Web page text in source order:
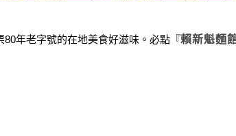
80年老字號的在地美食好滋味。 必點 『賴新魁麵